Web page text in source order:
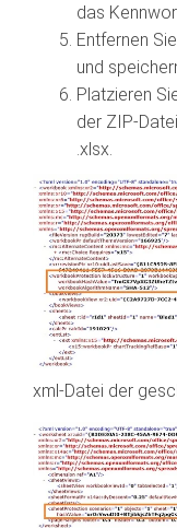
das
Entfernen
und
Platzieren
der ZIP-
.xlsx.
xml-Datei der